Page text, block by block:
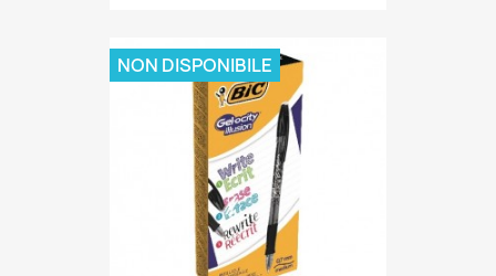
NON DISPONIBILE